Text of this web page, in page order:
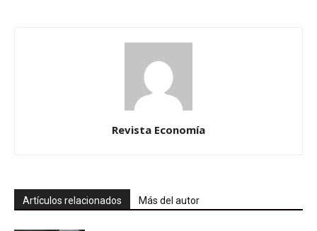
Revista Economía
Artículos relacionados Más del autor